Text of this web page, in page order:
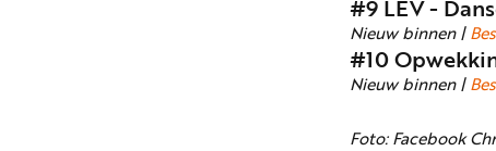
#9 LEV -
Nieuw binnen |
#10
Nieuw binnen |
Foto: Facebook